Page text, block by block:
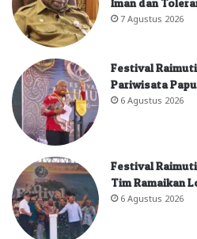
7 Agustus 2026
Festival
Pariwisata
6 Agustus 2026
Festival Raimuti
Tim Ramaikan
6 Agustus 2026